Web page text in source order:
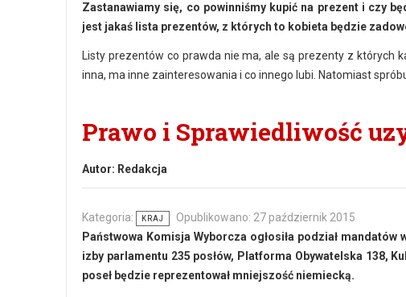
Zastanawiamy się, co powinniśmy kupić na prezent i czy
jest jakaś lista prezentów, z których to kobieta będzie
Listy prezentów co prawda nie ma, ale są prezenty z których
inna, ma inne zainteresowania i co innego lubi. Natomiast
Prawo i Sprawiedliwość
Autor: Redakcja
Kategoria: KRAJ
Opublikowano: 27 październik 2015
Państwowa Komisja Wyborcza ogłosiła podział
izby parlamentu 235 posłów, Platforma Obywatelska 138,
poseł będzie reprezentował mniejszość niemiecką.